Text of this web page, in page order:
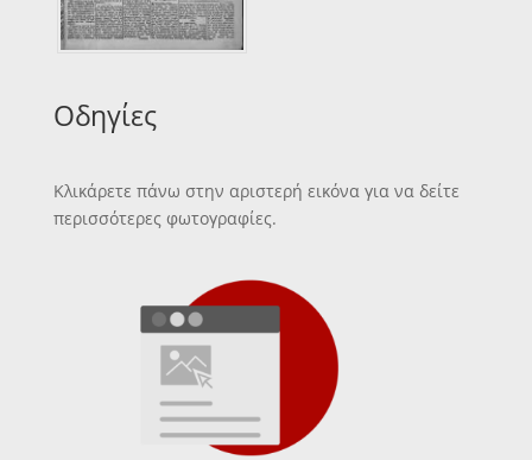
Οδηγίες
Κλικάρετε πάνω στην αριστερή εικόνα για να δείτε
περισσότερες φωτογραφίες.